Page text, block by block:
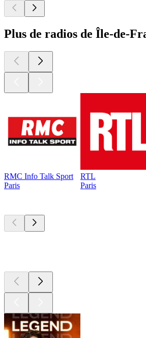
Plus de radios de Île-de-
RMC Info Talk Sport
Paris
RTL
Paris